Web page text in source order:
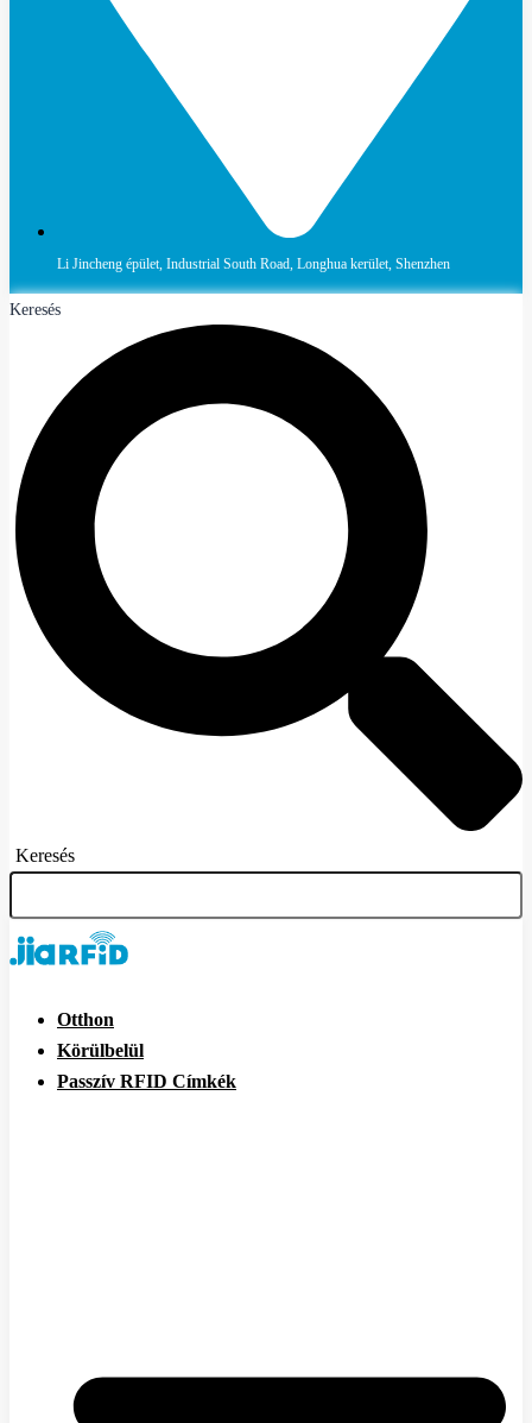
Li Jincheng épület, Industrial South Road, Longhua kerület, Shenzhen
Keresés
Keresés
Otthon
Körülbelül
Passzív RFID Címkék